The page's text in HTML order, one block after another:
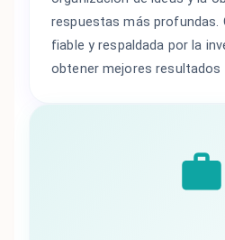
respuestas más profundas.
fiable y respaldada por la
obtener mejores resultados